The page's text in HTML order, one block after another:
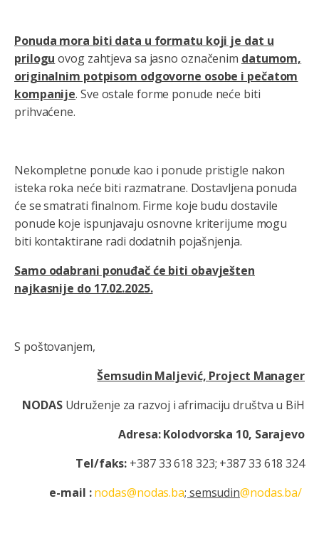
Ponuda mora biti data u formatu koji je dat u
prilogu ovog zahtjeva sa jasno označenim datumom,
originalnim potpisom odgovorne osobe i pečatom
kompanije. Sve ostale forme ponude neće biti
prihvaćene.
Nekompletne ponude kao i ponude pristigle nakon
isteka roka neće biti razmatrane. Dostavljena ponuda
će se smatrati finalnom. Firme koje budu dostavile
ponude koje ispunjavaju osnovne kriterijume mogu
biti kontaktirane radi dodatnih pojašnjenja.
Samo odabrani ponuđač će biti obavješten
najkasnije do 17.02.2025.
S poštovanjem,
Šemsudin Maljević, Project Manager
NODAS Udruženje za razvoj i afrimaciju društva u BiH
Adresa: Kolodvorska 10, Sarajevo
Tel/faks: +387 33 618 323; +387 33 618 324
e-mail :nodas@nodas.ba; semsudin@nodas.ba/